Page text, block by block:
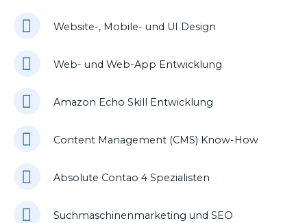
Website-, Mobile- und UI Design
Web- und Web-App Entwicklung
Amazon Echo Skill Entwicklung
Content Management (CMS) Know-How
Absolute Contao 4 Spezialisten
Suchmaschinenmarketing und SEO